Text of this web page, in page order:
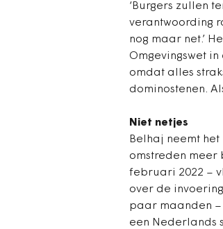
‘Burgers zullen
verantwoording
nog maar net.’
Omgevingswet
omdat alles
dominostenen.
Niet netjes
Belhaj neemt
omstreden meer
februari 2022 –
over de
paar maanden –
een Nederlands